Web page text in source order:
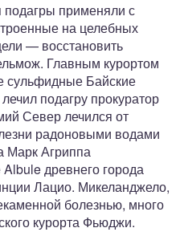
применяли с
на целебных
— восстановить
Главным курортом
сульфидные Байские
подагру прокуратор
Север лечился от
радоновыми водами
Марк Агриппа
древнего города
Лацио. Микеланджело,
болезнью, много
курорта Фьюджи.